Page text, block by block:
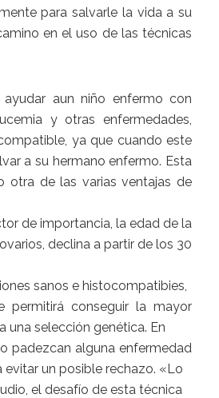
para salvarle la vida a su
en el uso de las técnicas
aun niño enfermo con
y otras enfermedades,
ya que cuando este
a su hermano enfermo. Esta
otra de las varias ventajas de
de importancia, la edad de la
declina a partir de los 30
sanos e histocompatibies,
permitirá conseguir la mayor
una selección genética. En
padezcan alguna enfermedad
un posible rechazo. «Lo
el desafío de esta técnica